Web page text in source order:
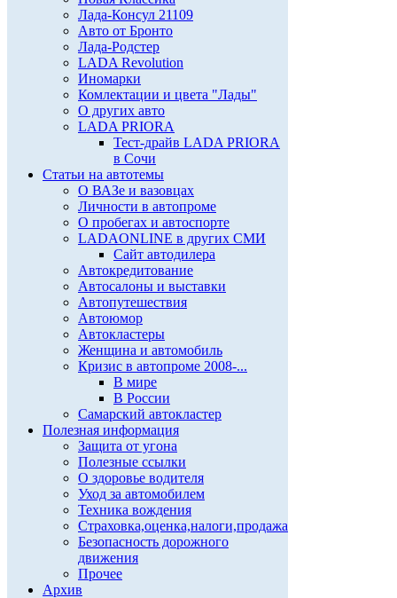
Лада-Консул 21109
Авто от Бронто
Лада-Родстер
LADA Revolution
Иномарки
Комлектации и цвета "Лады"
О других авто
LADA PRIORA
Тест-драйв LADA PRIORA
в Сочи
Статьи на автотемы
О ВАЗе и вазовцах
Личности в автопроме
О пробегах и автоспорте
LADAONLINE в других СМИ
Сайт автодилера
Автокредитование
Автосалоны и выставки
Автопутешествия
Автоюмор
Автокластеры
Женщина и автомобиль
Кризис в автопроме 2008-...
В мире
В России
Самарский автокластер
Полезная информация
Защита от угона
Полезные ссылки
О здоровье водителя
Уход за автомобилем
Техника вождения
Страховка,оценка,налоги,продажа
Безопасность дорожного
движения
Прочее
Архив